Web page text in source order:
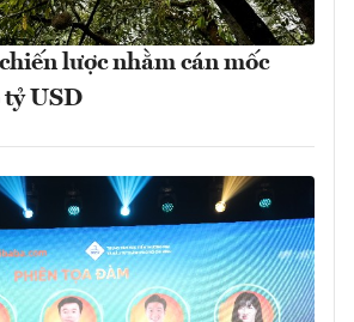
lược nhằm cán mốc
USD